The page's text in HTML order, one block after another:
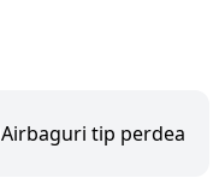
Airbaguri tip perdea